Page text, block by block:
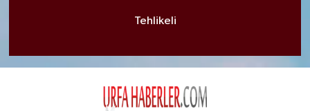
Tehlikeli